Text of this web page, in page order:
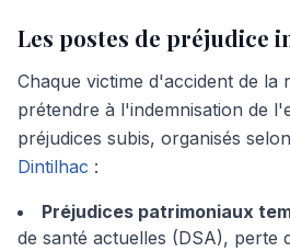
Les postes de préjudice
Chaque victime d'accident de la
prétendre à l'indemnisation de
préjudices subis, organisés
Dintilhac :
Préjudices patrimoniaux
de santé actuelles (DSA), perte